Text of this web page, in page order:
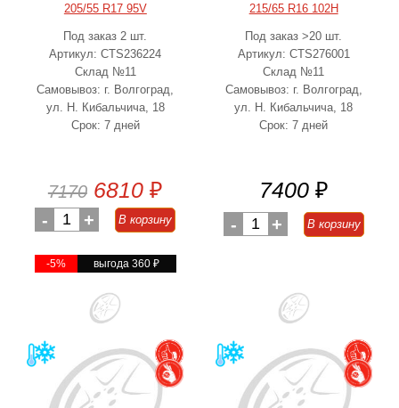
205/55 R17 95V
Под заказ 2 шт.
Артикул: CTS236224
Склад №11
Самовывоз: г. Волгоград,
ул. Н. Кибальчича, 18
Срок: 7 дней
7170 6810 ₽
- 1 + В корзину
-5% выгода 360₽
215/65 R16 102H
Под заказ >20 шт.
Артикул: CTS276001
Склад №11
Самовывоз: г. Волгоград,
ул. Н. Кибальчича, 18
Срок: 7 дней
7400 ₽
- 1 + В корзину